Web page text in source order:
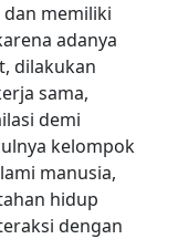
memiliki
adanya
dilakukan
sama,
demi
kelompok
manusia,
hidup
dengan